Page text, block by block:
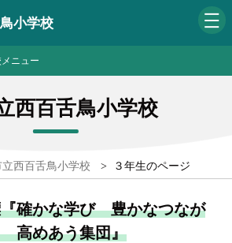
小学校
ニュー
西百舌鳥小学校
立西百舌鳥小学校 > ３年生のページ
確かな学び 豊かなつなが
高めあう集団』